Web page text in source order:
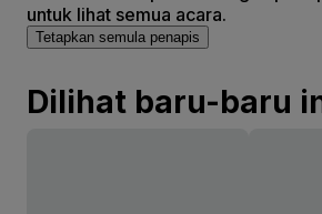
untuk lihat semua acara.
Tetapkan semula penapis
Dilihat baru-baru